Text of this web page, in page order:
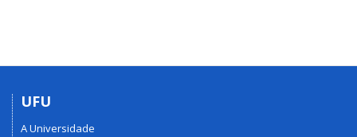
UFU
A Universidade